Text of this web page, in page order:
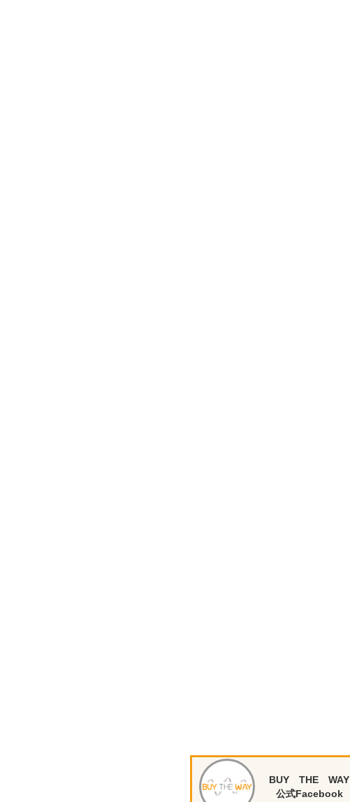
BUY THE WAY
公式Facebook